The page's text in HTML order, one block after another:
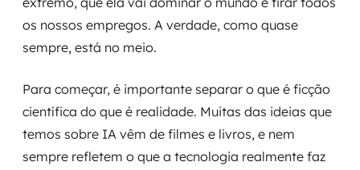
os nossos empregos. A verdade, como quase
sempre, está no meio.
Para começar, é importante separar o que é ficção
científica do que é realidade. Muitas das ideias que
temos sobre IA vêm de filmes e livros, e nem
sempre refletem o que a tecnologia realmente faz